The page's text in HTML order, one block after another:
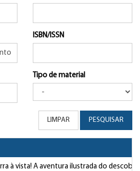
ISBN/ISSN
Tipo de material
LIMPAR PESQUISAR
à vista! A aventura ilustrada do